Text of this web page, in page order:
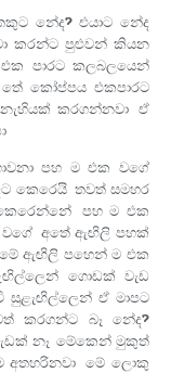
නේද? එයාට නේද
කරන්ට පුළුවන් කියන
එක පාරට කලබලයෙන්
කෝප්පය එකපාරට
කරගන්නවා. ඒ
පහ ම එක වගේ
කෙරෙයි. තවත් සමහර
පහ ම එක
අතේ ඇඟිලි පහක්
ඇඟිලි පහෙන් ම එක
ගොඩක් වැඩ
ඒ මාපට
කරගන්ට බෑ නේද?
නෑ. මේකෙන් මුකුත්
අතහරිනවා. මේ ලොකු